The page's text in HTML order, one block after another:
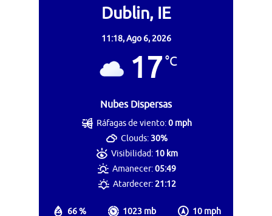
Dublin, IE
11:18,Ago 6, 2026
17°C
Nubes Dispersas
66 % 1023 mb 10 mph
Ráfagas de viento:0 mph
Clouds:30%
Visibilidad: 10 km
Amanecer:05:49
Atardecer:21:12